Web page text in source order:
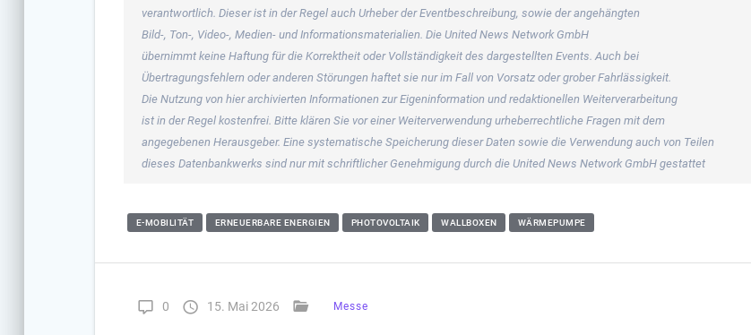
verantwortlich. Dieser ist in der Regel auch Urheber der Eventbeschreibung, sowie der angehängten
Bild-, Ton-, Video-, Medien- und Informationsmaterialien. Die United News Network GmbH
übernimmt keine Haftung für die Korrektheit oder Vollständigkeit des dargestellten Events. Auch bei
Übertragungsfehlern oder anderen Störungen haftet sie nur im Fall von Vorsatz oder grober Fahrlässigkeit.
Die Nutzung von hier archivierten Informationen zur Eigeninformation und redaktionellen Weiterverarbeitung
ist in der Regel kostenfrei. Bitte klären Sie vor einer Weiterverwendung urheberrechtliche Fragen mit dem
angegebenen Herausgeber. Eine systematische Speicherung dieser Daten sowie die Verwendung auch von Teilen
dieses Datenbankwerks sind nur mit schriftlicher Genehmigung durch die United News Network GmbH gestattet
E-MOBILITÄT ERNEUERBARE ENERGIEN PHOTOVOLTAIK WALLBOXEN WÄRMEPUMPE
0 15. Mai 2026 Messe